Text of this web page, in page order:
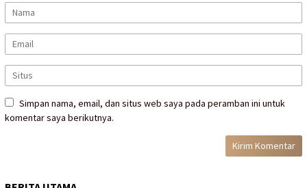
Simpan nama, email, dan situs web saya pada peramban ini untuk
komentar saya berikutnya.